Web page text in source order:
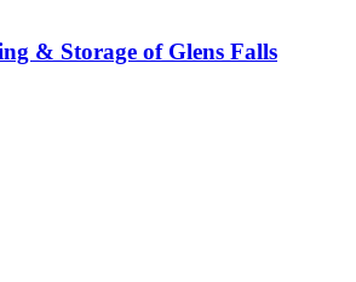
& Storage of Glens Falls